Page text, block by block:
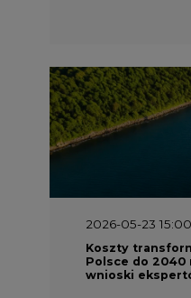
2026-05-23 15:00
Koszty
Polsce do 2040
wnioski